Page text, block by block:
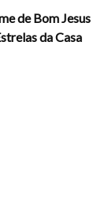
de Bom Jesus
da Casa